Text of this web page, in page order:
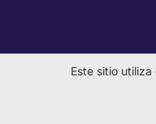
Este sitio